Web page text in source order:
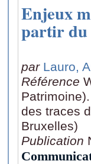
Enjeux
partir du
par Lauro,
Référence
des traces
Bruxelles)
Publication